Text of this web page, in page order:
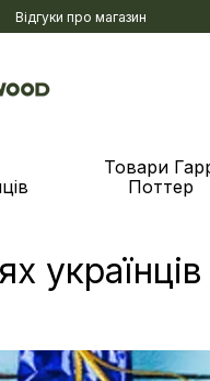
Відгуки про магазин
Товари
Поттер
українців